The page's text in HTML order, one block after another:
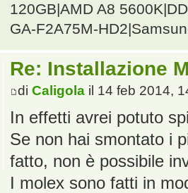
120GB|AMD A8
GA-F2A75M-
Re: Installazione
di Caligolail 14 feb 2014,
In effetti avrei potuto
Se non hai smontato i
fatto, non è possibile
I molex sono fatti in